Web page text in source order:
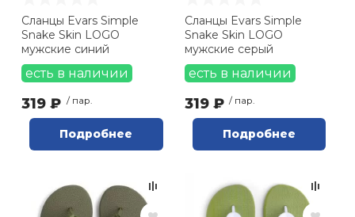
Сланцы Evars Simple
Snake Skin LOGO
мужские синий
есть в наличии
319 ₽ / пар.
Подробнее
Сланцы Evars Simple
Snake Skin LOGO
мужские серый
есть в наличии
319 ₽ / пар.
Подробнее